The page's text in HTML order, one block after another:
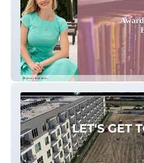
Amy Nicolai